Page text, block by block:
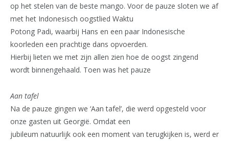
op het stelen van de beste mango. Voor de pauze sloten we af
met het Indonesisch oogstlied Waktu
Potong Padi, waarbij Hans en een paar Indonesische
koorleden een prachtige dans opvoerden.
Hierbij lieten we met zijn allen zien hoe de oogst zingend
wordt binnengehaald. Toen was het pauze
Aan tafel
Na de pauze gingen we ‘Aan tafel’, die werd opgesteld voor
onze gasten uit Georgië. Omdat een
jubileum natuurlijk ook een moment van terugkijken is, werd er